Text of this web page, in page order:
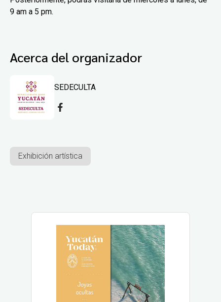
9 am a 5 pm.
Acerca del organizador
SEDECULTA
Exhibición artística